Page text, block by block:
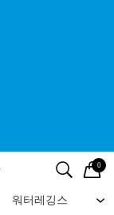
검색
0
워터레깅스 비
메뉴